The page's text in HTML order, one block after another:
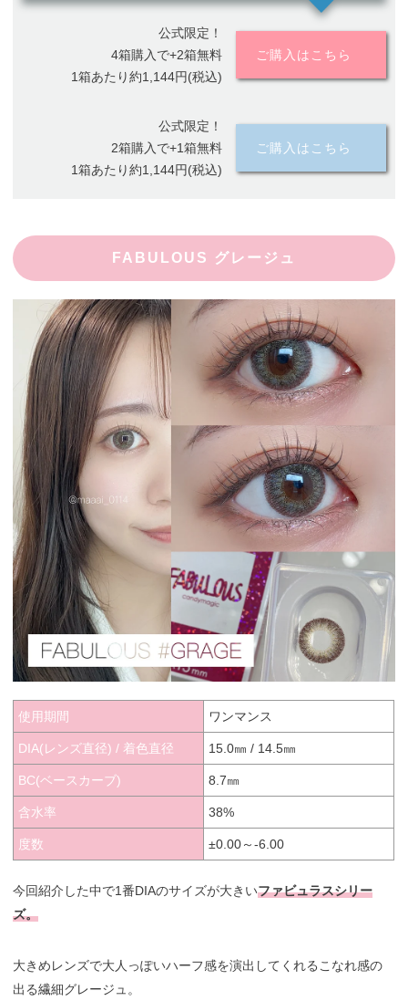
公式限定！
4箱購入で+2箱無料
1箱あたり約1,144円(税込)
ご購入はこちら
公式限定！
2箱購入で+1箱無料
1箱あたり約1,144円(税込)
ご購入はこちら
FABULOUS グレージュ
使用期間 ワンマンス
DIA(レンズ直径) / 着色直径 15.0㎜ / 14.5㎜
BC(ベースカーブ) 8.7㎜
含水率 38%
度数 ±0.00～-6.00
今回紹介した中で1番DIAのサイズが大きいファビュラスシリー
ズ。
大きめレンズで大人っぽいハーフ感を演出してくれるこなれ感の
出る繊細グレージュ。